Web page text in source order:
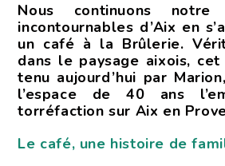
Nous continuons notre
incontournables d’Aix en
un café à la Brûlerie.
dans le paysage aixois,
tenu aujourd’hui par
l’espace de 40 ans
torréfaction sur Aix en
Le café, une histoire de